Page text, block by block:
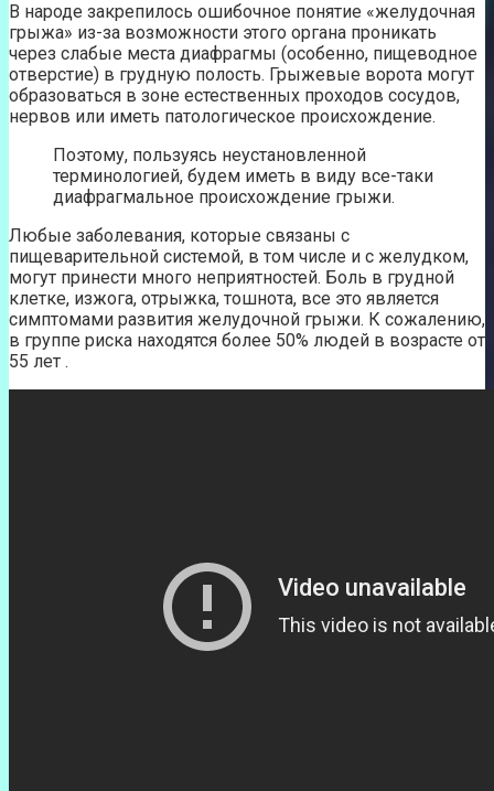
В народе закрепилось ошибочное понятие «желудочная
грыжа» из-за возможности этого органа проникать
через слабые места диафрагмы (особенно, пищеводное
отверстие) в грудную полость. Грыжевые ворота могут
образоваться в зоне естественных проходов сосудов,
нервов или иметь патологическое происхождение.
Поэтому, пользуясь неустановленной
терминологией, будем иметь в виду все-таки
диафрагмальное происхождение грыжи.
Любые заболевания, которые связаны с
пищеварительной системой, в том числе и с желудком,
могут принести много неприятностей. Боль в грудной
клетке, изжога, отрыжка, тошнота, все это является
симптомами развития желудочной грыжи. К сожалению,
в группе риска находятся более 50% людей в возрасте от
55 лет .